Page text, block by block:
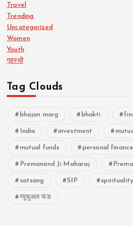
Travel
Trending
Uncategorized
Women
Youth
गृहस्थी
Tag Clouds
bhajan marg bhakti
India investment
mutual funds personal finance
Premanand Ji Maharaj
satsang SIP spirituality
म्यूचुअल फंड